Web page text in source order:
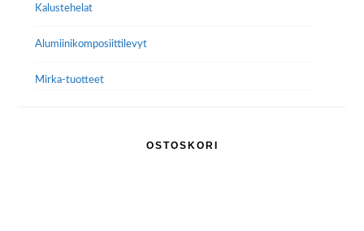
Kalustehelat
Alumiini­komposiitti­levyt
Mirka-tuotteet
OSTOSKORI